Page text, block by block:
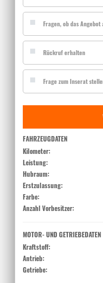
Fragen, ob das
Rückruf erhalten
Frage zum Inserat
FAHRZEUGDATEN
Kilometer:
Leistung:
Hubraum:
Erstzulassung:
Farbe:
Anzahl Vorbesitzer:
MOTOR- UND GETRIEBEDATEN
Kraftstoff:
Antrieb:
Getriebe: